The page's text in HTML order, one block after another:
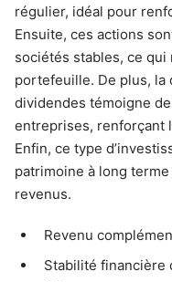
régulier, idéal pour
Ensuite, ces actions
sociétés stables, ce
portefeuille. De plus,
dividendes témoigne
entreprises, renforçant
Enfin, ce type
patrimoine à long
revenus.
Revenu
Stabilité financière